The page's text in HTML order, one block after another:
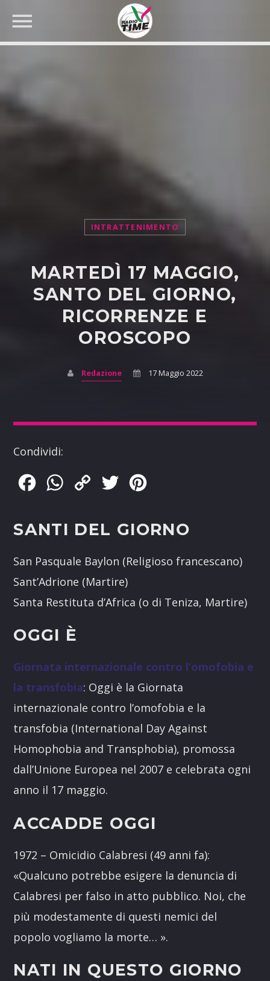
CERCA NEL SITO WEB:
INTRATTENIMENTO
MARTEDÌ 17 MAGGIO,
SANTO DEL GIORNO,
RICORRENZE E
OROSCOPO
Redazione 17 Maggio 2022
Condividi:
FacebookWhatsApp
Copy
Twitter
SANTI DEL GIORNO
San Pasquale Baylon (Religioso francescano)
Sant’Adrione (Martire)
Santa Restituta d’Africa (o di Teniza, Martire)
OGGI È
Giornata internazionale contro l’omofobia e
la transfobia: Oggi è la Giornata
internazionale contro l’omofobia e la
transfobia (International Day Against
Homophobia and Transphobia), promossa
dall’Unione Europea nel 2007 e celebrata ogni
anno il 17 maggio.
ACCADDE OGGI
1972 – Omicidio Calabresi (49 anni fa):
«Qualcuno potrebbe esigere la denuncia di
Calabresi per falso in atto pubblico. Noi, che
più modestamente di questi nemici del
popolo vogliamo la morte… ».
NATI IN QUESTO GIORNO